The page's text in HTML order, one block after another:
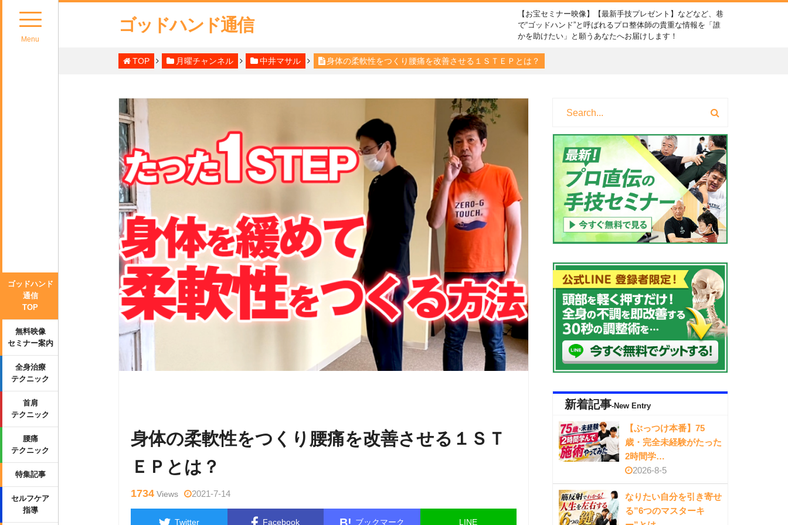
Menu
ゴッドハンド
通信
TOP
無料映像
セミナー案内
全身治療
テクニック
首肩
テクニック
腰痛
テクニック
特集記事
セルフケア
指導
ゴッドハンド通信
【お宝セミナー映像】【最新手技プレゼント】などなど、巷
で“ゴッドハンド”と呼ばれるプロ整体師の貴重な情報を「誰
かを助けたい」と願うあなたへお届けします！
TOP 月曜チャンネル 中井マサル 身体の柔軟性をつくり腰痛を改善させる１ＳＴＥＰとは？
身体の柔軟性をつくり腰痛を改善させる１ＳＴ
ＥＰとは？
1734 Views 2021-7-14
Twitter Facebook ブックマーク LINE
新着記事-New Entry
【ぶっつけ本番】75
歳・完全未経験がたった
2時間学…
2026-8-5
なりたい自分を引き寄せ
る”6つのマスターキ